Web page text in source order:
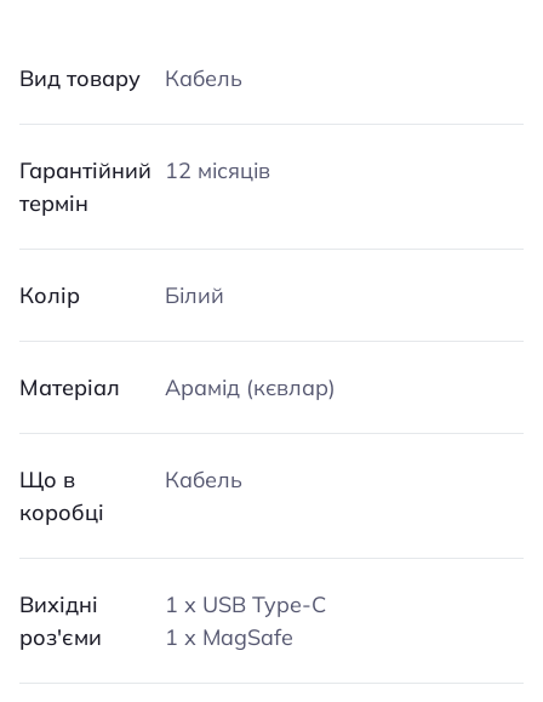
Вид товару Кабель
Гарантійний
термін
12 місяців
Колір Білий
Матеріал Арамід (кєвлар)
Що в
коробці
Кабель
Вихідні
роз'єми
1 х USB Type-C
1 х MagSafe